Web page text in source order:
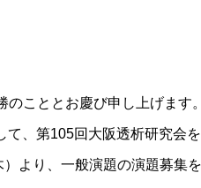
こととお慶び申し上げます。
て、第105回大阪透析研究会
より、一般演題の演題募集